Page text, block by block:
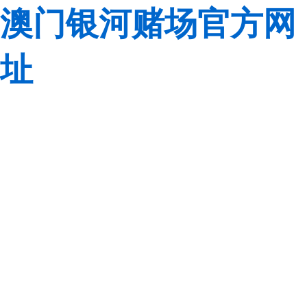
澳门银河赌场官方网
址